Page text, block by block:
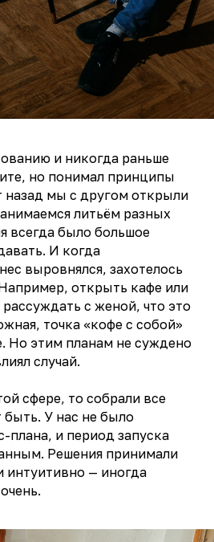
и никогда раньше
но понимал принципы
назад мы с другом открыли
литьём разных
всегда было большое
И когда
выровнялся, захотелось
открыть кафе или
с женой, что это
точка «кофе с собой»
Но этим планам не суждено
случай.
сфере, то собрали все
У нас не было
плана, и период запуска
Решения принимали
интуитивно — иногда